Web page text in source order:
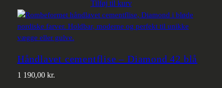
Tilføj til kurv
Håndlavet cementflise – Diamond 42 blå
1 190,00 kr.